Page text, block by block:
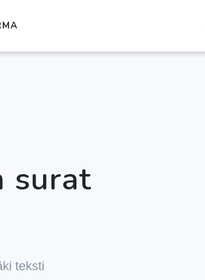
surat
teksti